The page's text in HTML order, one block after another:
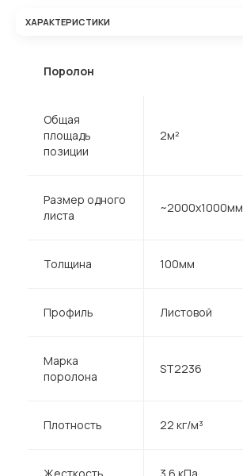
ХАРАКТЕРИСТИКИ
Поролон
Общая
площадь
позиции
2м²
Размер одного
листа
~2000х1000мм
Толщина 100мм
Профиль Листовой
Марка
поролона
ST2236
Плотность 22 кг/м³